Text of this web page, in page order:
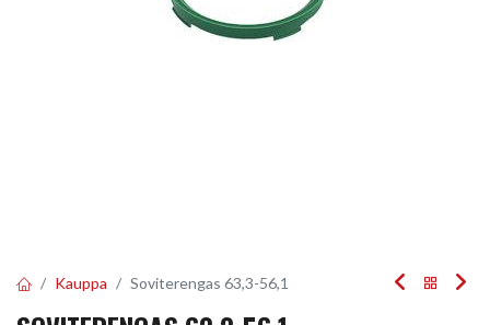
Kauppa Soviterengas 63,3-56,1